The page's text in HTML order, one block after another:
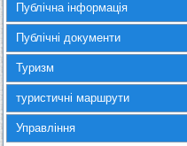
Публічна інформація
Публічні документи
Туризм
туристичні маршрути
Управління